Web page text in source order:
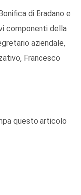
di Bradano e
componenti della
aziendale,
Francesco
questo articolo